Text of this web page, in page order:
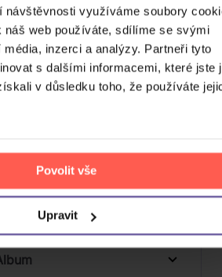
návštěvnosti využíváme soubory
náš web používáte, sdílíme se svými
inzerci a analýzy. Partneři tyto
s dalšími informacemi, které jste
v důsledku toho, že používáte
Povolit vše
Upravit